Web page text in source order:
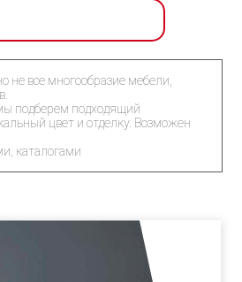
не все многообразие мебели,
подберем подходящий
цвет и отделку. Возможен
каталогами